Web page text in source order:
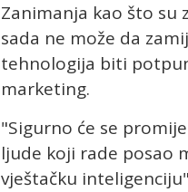
Zanimanja kao što su
sada ne može da
tehnologija biti
marketing.
"Sigurno će se
ljude koji rade posao
vještačku